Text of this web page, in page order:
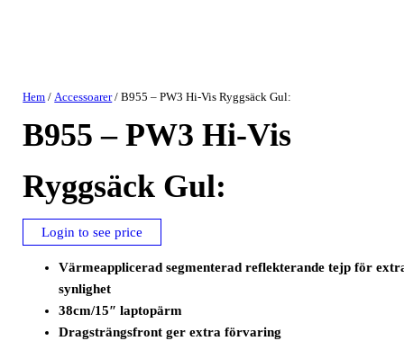
Hem /Accessoarer/ B955 – PW3 Hi-Vis Ryggsäck Gul:
B955 – PW3 Hi-Vis
Ryggsäck Gul:
Login to see price
Värmeapplicerad segmenterad reflekterande tejp för
synlighet
38cm/15″ laptopärm
Dragsträngsfront ger extra förvaring